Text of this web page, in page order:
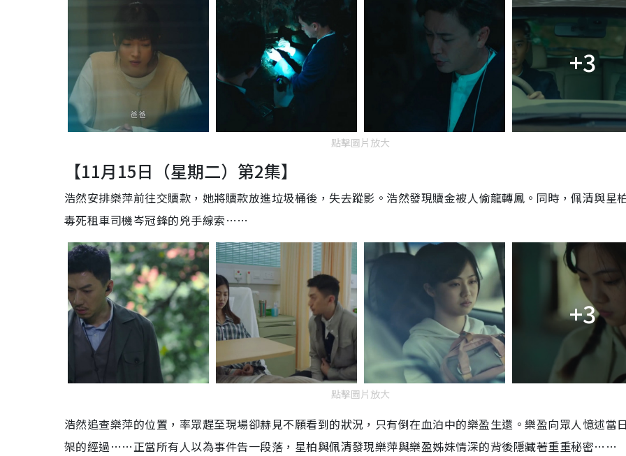
+3
點擊圖片放大
【11月15日（星期二）第2集】
浩然安排樂萍前往交贖款，她將贖款放進垃圾桶後，失去蹤影。浩然發現贖金被人偷龍轉鳳。同時，佩清與星
毒死租車司機岑冠鋒的兇手線索……
+3
點擊圖片放大
浩然追查樂萍的位置，率眾趕至現場卻赫見不願看到的狀況，只有倒在血泊中的樂盈生還。樂盈向眾人憶述當
架的經過……正當所有人以為事件告一段落，星柏與佩清發現樂萍與樂盈姊妹情深的背後隱藏著重重秘密……